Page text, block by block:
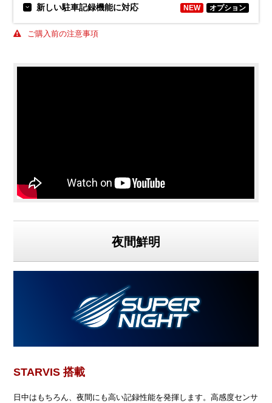
新しい駐車記録機能に対応 NEW オプション
ご購入前の注意事項
夜間鮮明
STARVIS 搭載
日中はもちろん、夜間にも高い記録性能を発揮します。高感度センサ